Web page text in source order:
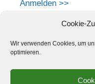
Cookie-
Wir verwenden Cookies, um
optimieren.
Anmelden >>